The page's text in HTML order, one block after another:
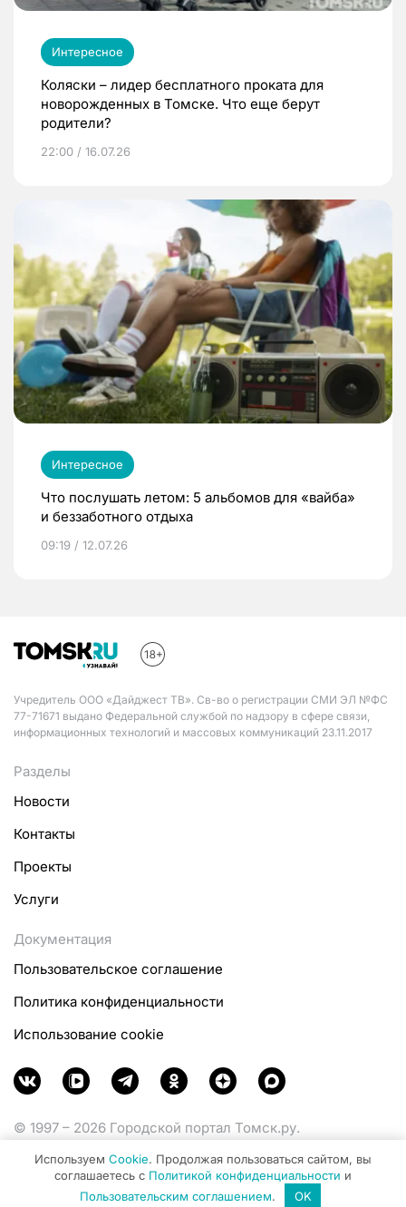
Интересное
Коляски – лидер бесплатного проката для
новорожденных в Томске. Что еще берут
родители?
22:00 / 16.07.26
Интересное
Что послушать летом: 5 альбомов для «вайба»
и беззаботного отдыха
09:19 / 12.07.26
Учредитель ООО «Дайджест ТВ». Св-во о регистрации СМИ ЭЛ №ФС
77-71671 выдано Федеральной службой по надзору в сфере связи,
информационных технологий и массовых коммуникаций 23.11.2017
Разделы
Новости
Контакты
Проекты
Услуги
Документация
Пользовательское соглашение
Политика конфиденциальности
Использование cookie
© 1997 – 2026 Городской портал Томск.ру.
Министерства цифрового развития, связи и массовых
коммуникаций Российской Федерации.
Используем Cookie. Продолжая пользоваться сайтом, вы
соглашаетесь с Политикой конфиденциальности и
Пользовательским соглашением. OK